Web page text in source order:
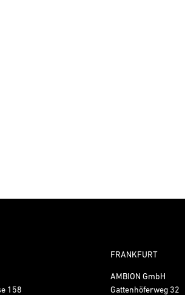
158
FRANKFURT
AMBION GmbH
Gattenhöferweg 32